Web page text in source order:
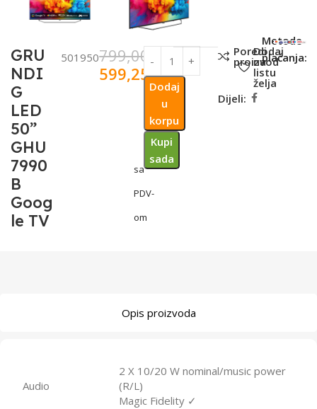
GRU
NDI
G
LED
50”
GHU
7990
B
Goog
le TV
501950799,00
KM
599,25KM
sa
PDV-
om
Dodaj
u
korpu
Kupi
sada
Poredi
proizvod
Dodaj
na
listu
želja
Dijeli:
Metode
plaćanja:
Opis proizvoda
Audio
2 X 10/20 W nominal/music power
(R/L)
Magic Fidelity ✓